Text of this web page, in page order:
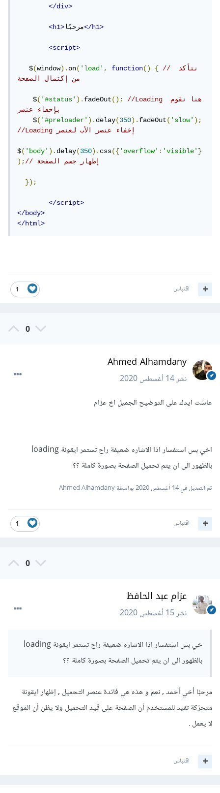
</div>
<h1> مرحبًا</h1>
<script>
   $
(window).on('load', function() {
// نتأكد
من إكتمال الصفحة
    $
('#status').fadeOut();
//Loading هنا نقوم
    $
('#preloader').delay(350).fadeOut('slow');
$('body').delay(350).css({'overflow':'visible'}
);
// إظهار جسم الصفحة
});
</script>
</body>
</html>
1 اقتباس
0
Ahmed Alhamdany
نشر14 أغسطس 2020
عاشت ايدك على التوضيح الجميل اخ عزام
اخي بس استفسار اذا الاشاره ضعيفة راح تستمر ايقونة loading
بالظهور الى ان يتم تحميل الصفحة بصورة كاملة ؟؟
تم التعديل في14 أغسطس 2020 بواسطة Ahmed Alhamdany
1 اقتباس
0
عزام عبد الحافظ
نشر15 أغسطس 2020
خي بس استفسار اذا الاشاره ضعيفة راح تستمر ايقونة loading
بالظهور الى ان يتم تحميل الصفحة بصورة كاملة ؟؟
مرحبًا أخي أحمد , نعم و هذه هي فائدة عنصر التحميل , إظهار ايقونة
متحرّكة تفيد للمستخدم أن الصفحة على قيد التحميل ولا يظن أن الموقع
لا يعمل .
اقتباس